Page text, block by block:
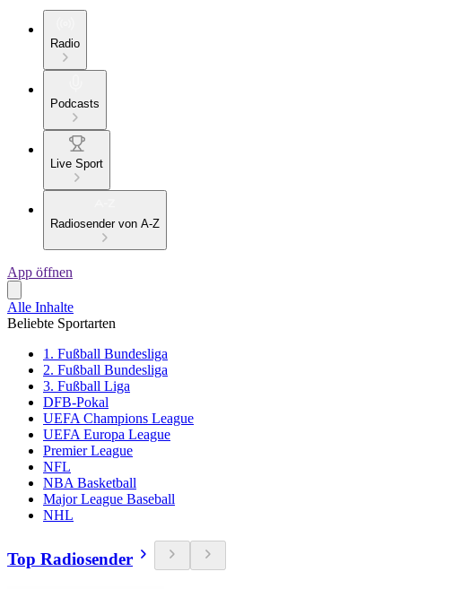
Radio
Podcasts
Live Sport
Radiosender von A-Z
App öffnen
Alle Inhalte
Beliebte Sportarten
1. Fußball Bundesliga
2. Fußball Bundesliga
3. Fußball Liga
DFB-Pokal
UEFA Champions League
UEFA Europa League
Premier League
NFL
NBA Basketball
Major League Baseball
NHL
Top Radiosender